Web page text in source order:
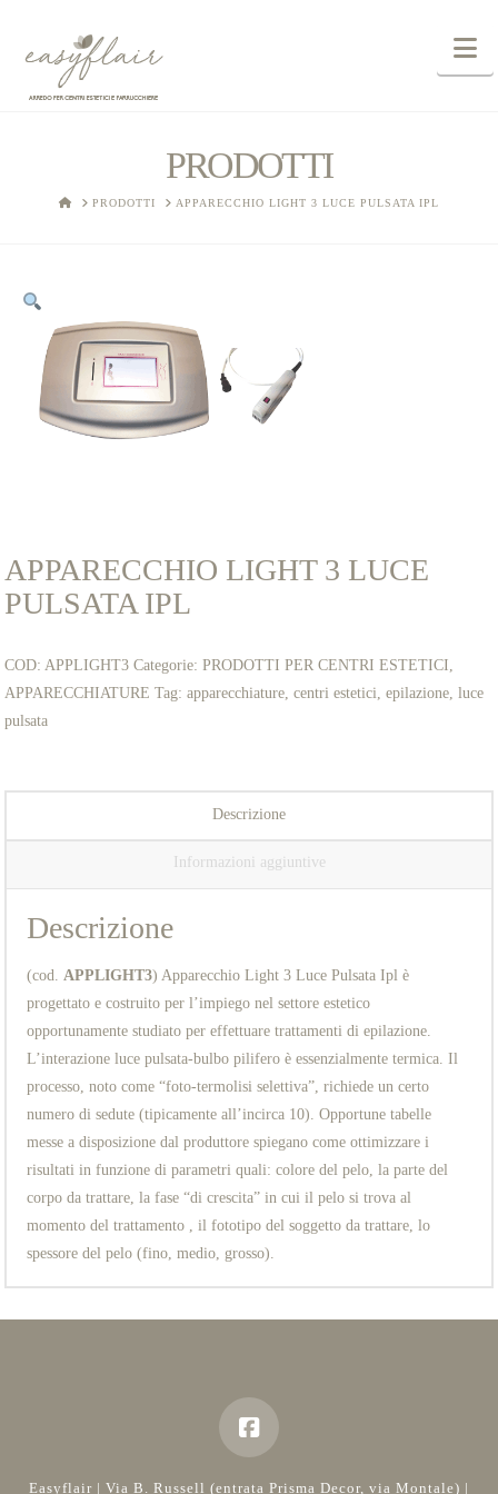
PRODOTTI
HOMEPRODOTTI APPARECCHIO LIGHT 3 LUCE PULSATA IPL
APPARECCHIO LIGHT 3 LUCE
PULSATA IPL
COD: APPLIGHT3 Categorie:PRODOTTI PER CENTRI ESTETICI
APPARECCHIATURE Tag:apparecchiature ,centri estetici ,epilazione ,luce
pulsata
Descrizione
Informazioni aggiuntive
Descrizione
(cod. APPLIGHT3) Apparecchio Light 3 Luce Pulsata Ipl è
progettato e costruito per l’impiego nel settore estetico
opportunamente studiato per effettuare trattamenti di epilazione.
L’interazione luce pulsata-bulbo pilifero è essenzialmente termica. Il
processo, noto come “foto-termolisi selettiva”, richiede un certo
numero di sedute (tipicamente all’incirca 10). Opportune tabelle
messe a disposizione dal produttore spiegano come ottimizzare i
risultati in funzione di parametri quali: colore del pelo, la parte del
corpo da trattare, la fase “di crescita” in cui il pelo si trova al
momento del trattamento , il fototipo del soggetto da trattare, lo
spessore del pelo (fino, medio, grosso).
Easyflair | Via B. Russell (entrata Prisma Decor, via Montale) |